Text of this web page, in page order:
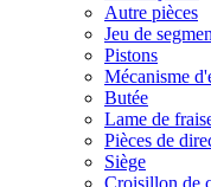
Autre pièces
Jeu de
Pistons
Mécanisme
Butée
Lame de
Pièces de
Siège
Croisillon de